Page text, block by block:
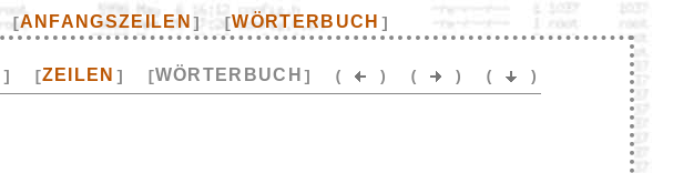
[ANFANGSZEILEN ] [WÖRTERBUCH ]
] [ZEILEN ] [WÖRTERBUCH ] ( ) ( ) ( )